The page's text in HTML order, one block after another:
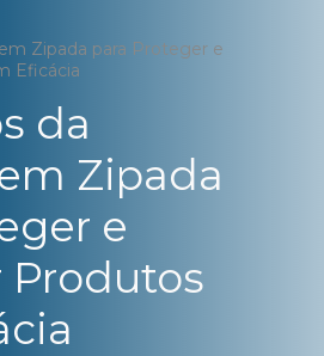
Zipada para Proteger e
Eficácia
da
Zipada
e
Produtos